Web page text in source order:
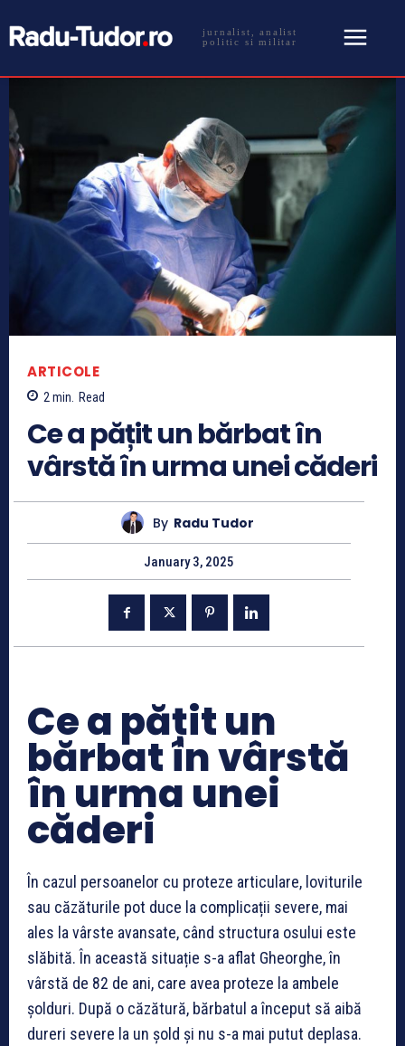
jurnalist, analist
politic si militar
ARTICOLE
2 min. Read
Ce a pățit un bărbat în
vârstă în urma unei căderi
By Radu Tudor
January 3, 2025
Ce a pățit un
bărbat în vârstă
în urma unei
căderi
În cazul persoanelor cu proteze articulare, loviturile
sau căzăturile pot duce la complicații severe, mai
ales la vârste avansate, când structura osului este
slăbită. În această situație s-a aflat Gheorghe, în
vârstă de 82 de ani, care avea proteze la ambele
șolduri. După o căzătură, bărbatul a început să aibă
dureri severe la un șold și nu s-a mai putut deplasa.